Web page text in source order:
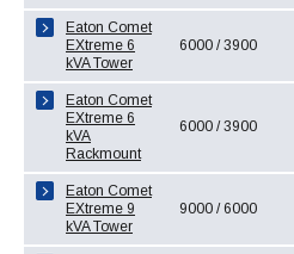
Eaton Comet
EXtreme 6
kVA Tower
6000 / 3900
Eaton Comet
EXtreme 6
kVA
Rackmount
6000 / 3900
Eaton Comet
EXtreme 9
kVA Tower
9000 / 6000